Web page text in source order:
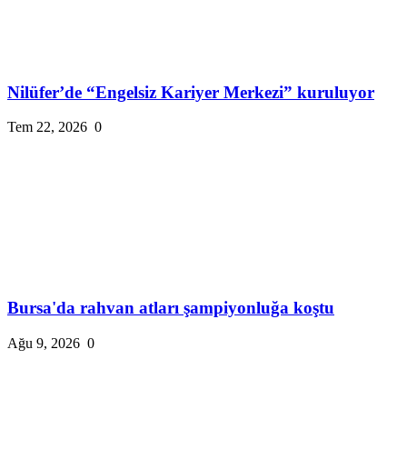
Nilüfer’de “Engelsiz Kariyer Merkezi” kuruluyor
Tem 22, 2026 0
Bursa'da rahvan atları şampiyonluğa koştu
Ağu 9, 2026 0